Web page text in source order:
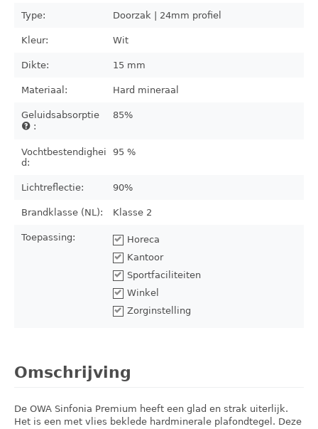
Type: Doorzak | 24mm profiel
Kleur: Wit
Dikte: 15 mm
Materiaal: Hard mineraal
Geluidsabsorptie
:
85%
Vochtbestendighei
d:
95 %
Lichtreflectie: 90%
Brandklasse (NL): Klasse 2
Toepassing:
Horeca
Kantoor
Sportfaciliteiten
Winkel
Zorginstelling
Omschrijving
De OWA Sinfonia Premium heeft een glad en strak uiterlijk.
Het is een met vlies beklede hardminerale plafondtegel. Deze